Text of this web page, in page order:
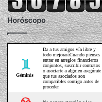
Horóscopo